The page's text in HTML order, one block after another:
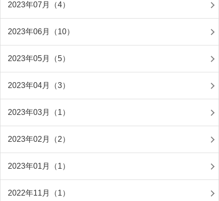
2023年07月（4）
2023年06月（10）
2023年05月（5）
2023年04月（3）
2023年03月（1）
2023年02月（2）
2023年01月（1）
2022年11月（1）